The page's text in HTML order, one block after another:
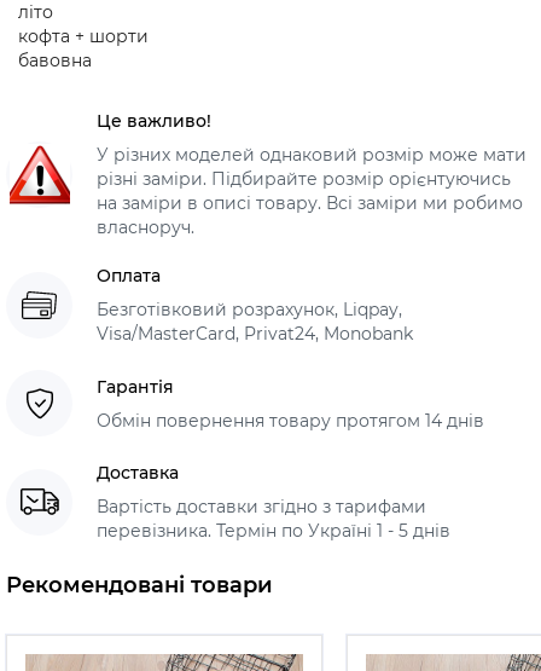
літо
кофта + шорти
бавовна
Це важливо!
У різних моделей однаковий розмір може мати
різні заміри. Підбирайте розмір орієнтуючись
на заміри в описі товару. Всі заміри ми робимо
власноруч.
Оплата
Безготівковий розрахунок, Liqpay,
Visa/MasterCard, Privat24, Monobank
Гарантія
Обмін повернення товару протягом 14 днів
Доставка
Вартість доставки згідно з тарифами
перевізника. Термін по Україні 1 - 5 днів
Рекомендовані товари